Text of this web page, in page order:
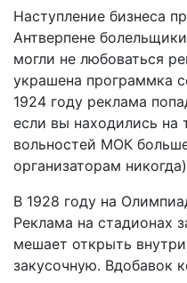
Наступление бизнеса
Антверпене
могли не любоваться
украшена программка
1924 году реклама
если вы находились на
вольностей МОК
организаторам
В 1928 году на
Реклама на стадионах
мешает открыть
закусочную. Вдобавок